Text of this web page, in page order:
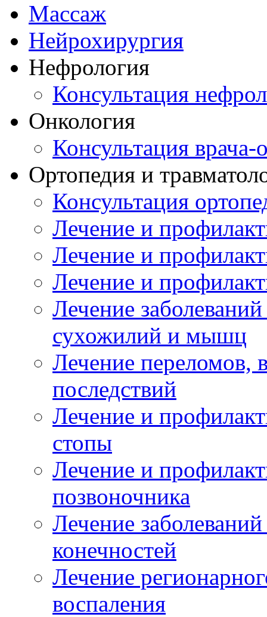
Массаж
Нейрохирургия
Нефрология
Консультация
Онкология
Консультация врача-
Ортопедия и
Консультация
Лечение и
Лечение и
Лечение и
Лечение
сухожилий и мышц
Лечение переломов,
последствий
Лечение и
стопы
Лечение и
позвоночника
Лечение
конечностей
Лечение
воспаления